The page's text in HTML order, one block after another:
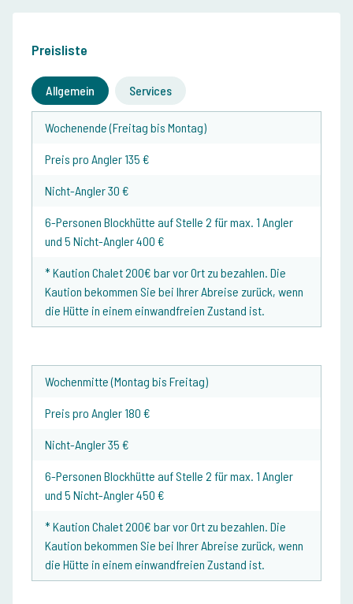
Preisliste
Allgemein Services
Wochenende (Freitag bis Montag)
Preis pro Angler 135 €
Nicht-Angler 30 €
6-Personen Blockhütte auf Stelle 2 für max. 1 Angler
und 5 Nicht-Angler 400 €
* Kaution Chalet 200€ bar vor Ort zu bezahlen. Die
Kaution bekommen Sie bei Ihrer Abreise zurück, wenn
die Hütte in einem einwandfreien Zustand ist.
Wochenmitte (Montag bis Freitag)
Preis pro Angler 180 €
Nicht-Angler 35 €
6-Personen Blockhütte auf Stelle 2 für max. 1 Angler
und 5 Nicht-Angler 450 €
* Kaution Chalet 200€ bar vor Ort zu bezahlen. Die
Kaution bekommen Sie bei Ihrer Abreise zurück, wenn
die Hütte in einem einwandfreien Zustand ist.